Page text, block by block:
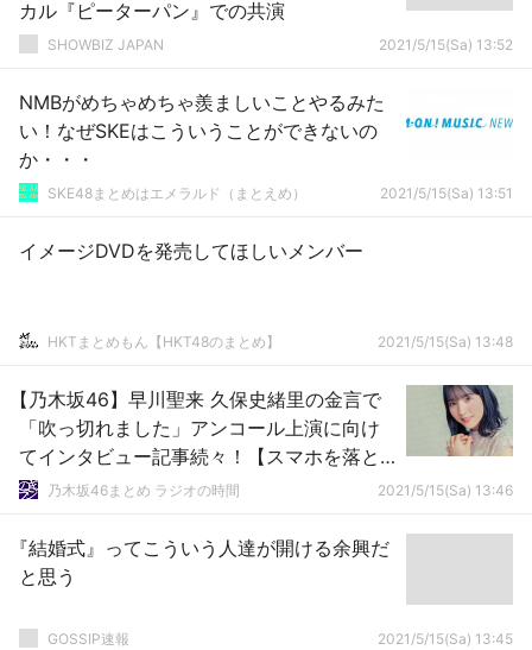
カル『ピーターパン』での共演
SHOWBIZ JAPAN 2021/5/15(Sa) 13:52
NMBがめちゃめちゃ羨ましいことやるみた
い！なぜSKEはこういうことができないの
か・・・
SKE48まとめはエメラルド（まとえめ） 2021/5/15(Sa) 13:51
イメージDVDを発売してほしいメンバー
HKTまとめもん【HKT48のまとめ】 2021/5/15(Sa) 13:48
【乃木坂46】早川聖来 久保史緒里の金言で
「吹っ切れました」アンコール上演に向け
てインタビュー記事続々！【スマホを落と
しただけなのに】
乃木坂46まとめ ラジオの時間 2021/5/15(Sa) 13:46
『結婚式』ってこういう人達が開ける余興だ
と思う
GOSSIP速報 2021/5/15(Sa) 13:45